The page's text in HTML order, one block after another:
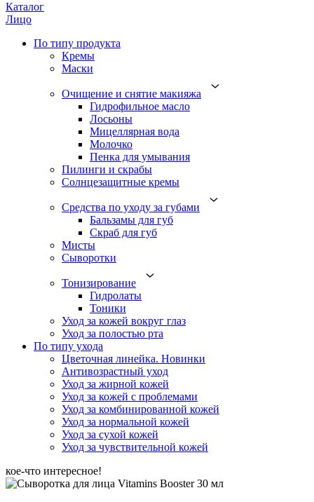
Каталог
Лицо
По типу продукта
Кремы
Маски
Очищение и снятие макияжа
Гидрофильное масло
Лосьоны
Мицеллярная вода
Молочко
Пенка для умывания
Пилинги и скрабы
Солнцезащитные кремы
Средства по уходу за губами
Бальзамы для губ
Скраб для губ
Мисты
Сыворотки
Тонизирование
Гидролаты
Тоники
Уход за кожей вокруг глаз
Уход за полостью рта
По типу ухода
Цветочная линейка. Новинки
Антивозрастный уход
Уход за жирной кожей
Уход за кожей с проблемами
Уход за комбинированной кожей
Уход за нормальной кожей
Уход за сухой кожей
Уход за чувствительной кожей
кое-что интересное!